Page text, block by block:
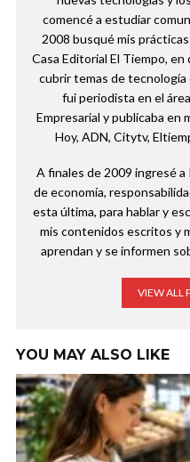
comencé a estudiar
2008 busqué mis
Casa Editorial El Tiempo,
cubrir temas de tecnología
fui periodista en el
Empresarial y publicaba en
Hoy, ADN, Citytv,
A finales de 2009 ingresé
de economía,
esta última, para hablar y
mis contenidos escritos y
aprendan y se informen
VIEW ALL
YOU MAY ALSO LIKE